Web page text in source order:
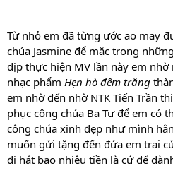
Từ nhỏ em đã từng ước ao may
chúa Jasmine để mặc trong
dịp thực hiện MV lần này em nhờ
nhạc phẩm Hẹn hò đêm trăng
em nhờ đến nhờ NTK Tiến Trần
phục công chúa Ba Tư để em có
công chúa xinh đẹp như mình
muốn gửi tặng đến đứa em trai
đi hát bao nhiêu tiền là cứ để